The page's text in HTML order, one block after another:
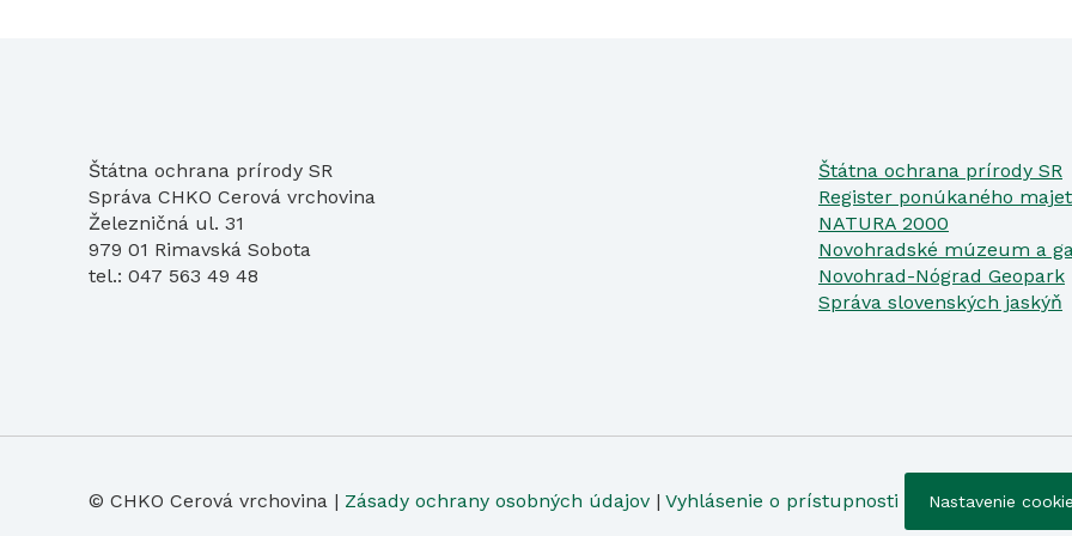
Štátna ochrana prírody SR
Správa CHKO Cerová vrchovina
Železničná ul. 31
979 01 Rimavská Sobota
tel.: 047 563 49 48
Štátna ochrana prírody SR
Register ponúkaného
NATURA 2000
Novohradské múzeum a
Novohrad-Nógrad Geopark
Správa slovenských jaskýň
© CHKO Cerová vrchovina | Zásady ochrany osobných údajov | Vyhlásenie o prístupnosti Nastavenie